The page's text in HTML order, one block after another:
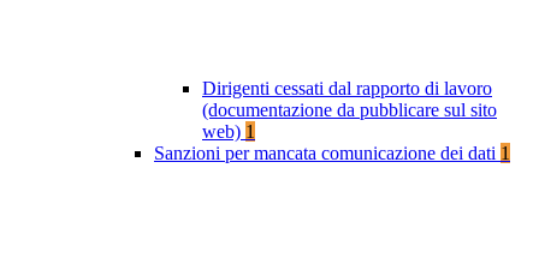
Dirigenti cessati dal rapporto di lavoro
(documentazione da pubblicare sul sito
web) 1
Sanzioni per mancata comunicazione dei dati 1